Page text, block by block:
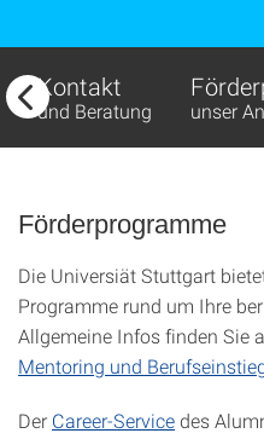
Kontakt
und Beratung unser
Förderprogramme
Die Universiät Stuttgart
Programme rund um Ihre
Allgemeine Infos finden Sie
Mentoring und
Der Career-Servicedes